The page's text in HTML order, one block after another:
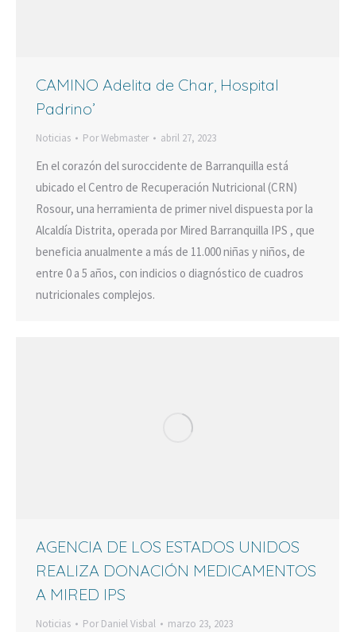
CAMINO Adelita de Char, Hospital
Padrino’
Noticias PorWebmaster abril 27, 2023
En el corazón del suroccidente de Barranquilla está
ubicado el Centro de Recuperación Nutricional (CRN)
Rosour, una herramienta de primer nivel dispuesta por la
Alcaldía Distrita, operada por Mired Barranquilla IPS , que
beneficia anualmente a más de 11.000 niñas y niños, de
entre 0 a 5 años, con indicios o diagnóstico de cuadros
nutricionales complejos.
AGENCIA DE LOS ESTADOS UNIDOS
REALIZA DONACIÓN MEDICAMENTOS
A MIRED IPS
Noticias Por Daniel Visbal marzo 23, 2023